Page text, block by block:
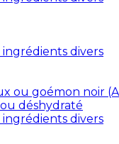
ingrédients divers
ou goémon noir
déshydraté
ingrédients divers